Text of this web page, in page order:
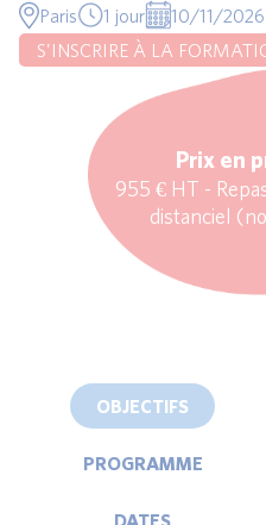
Paris 1 jour
10/11/2026
S'INSCRIRE À LA
Prix en
955 € HT -
distanciel
OBJECTIFS
PROGRAMME
DATES